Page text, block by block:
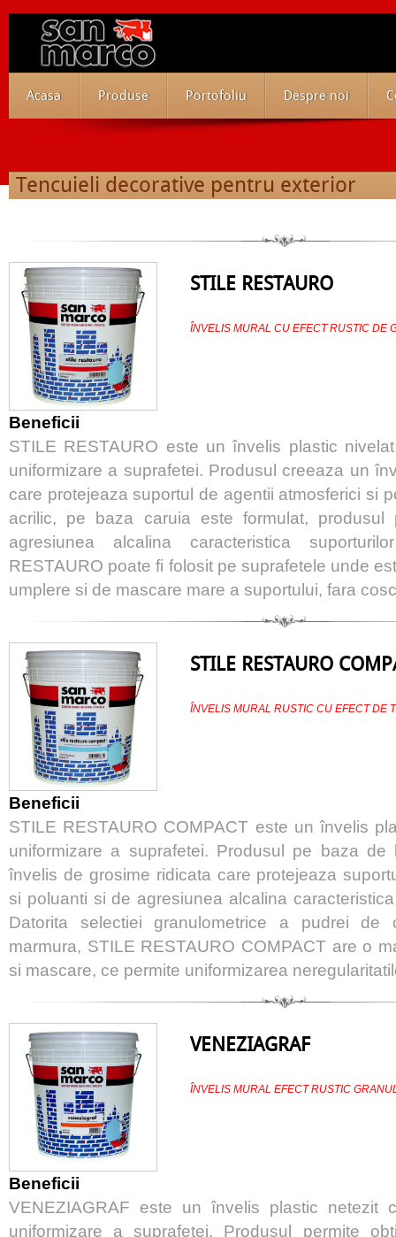
Acasa Produse Portofoliu Despre noi
Tencuieli decorative pentru exterior
STILE RESTAURO
ÎNVELIS MURAL CU EFECT RUSTIC DE
Beneficii
STILE RESTAURO este un învelis plastic
uniformizare a suprafetei. Produsul creeaza un
care protejeaza suportul de agentii atmosferici si
acrilic, pe baza caruia este formulat,
agresiunea alcalina caracteristica
RESTAURO poate fi folosit pe suprafetele unde
umplere si de mascare mare a suportului, fara
STILE RESTAURO
ÎNVELIS MURAL RUSTIC CU EFECT DE
Beneficii
STILE RESTAURO COMPACT este un învelis
uniformizare a suprafetei. Produsul pe baza
învelis de grosime ridicata care protejeaza
si poluanti si de agresiunea alcalina
Datorita selectiei granulometrice a pudrei de
marmura, STILE RESTAURO COMPACT are o
si mascare, ce permite uniformizarea
VENEZIAGRAF
ÎNVELIS MURAL EFECT RUSTIC
Beneficii
VENEZIAGRAF este un învelis plastic netezit
uniformizare a suprafetei. Produsul permite